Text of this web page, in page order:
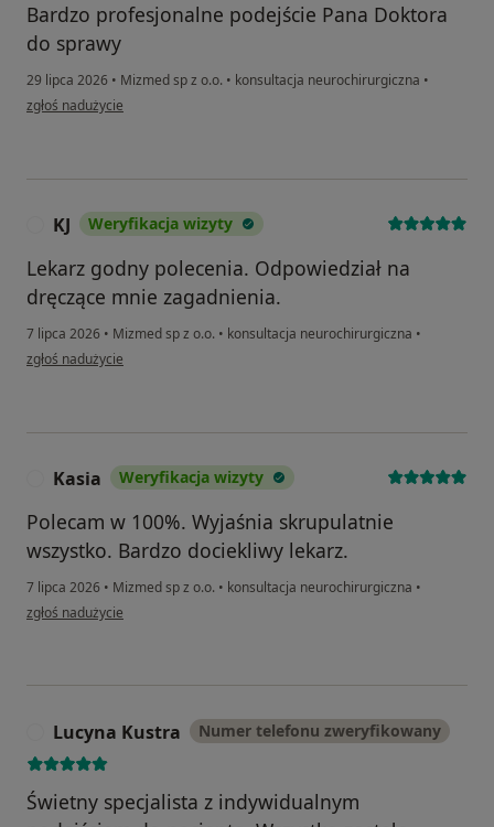
Bardzo profesjonalne podejście Pana Doktora
do sprawy
29 lipca 2026 • Mizmed sp z o.o. • konsultacja neurochirurgiczna •
w opinii użytkownika Mariusz
zgłoś nadużycie
KJ Weryfikacja wizyty
Lekarz godny polecenia. Odpowiedział na
dręczące mnie zagadnienia.
7 lipca 2026 • Mizmed sp z o.o. • konsultacja neurochirurgiczna •
w opinii użytkownika KJ
zgłoś nadużycie
Kasia Weryfikacja wizyty
Polecam w 100%. Wyjaśnia skrupulatnie
wszystko. Bardzo dociekliwy lekarz.
7 lipca 2026 • Mizmed sp z o.o. • konsultacja neurochirurgiczna •
w opinii użytkownika Kasia
zgłoś nadużycie
Lucyna Kustra Numer telefonu zweryfikowany
Świetny specjalista z indywidualnym